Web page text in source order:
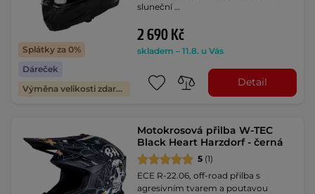
Splátky za 0%
Dáreček
Výměna velikosti zdarma
sluneční …
2 690 Kč
skladem – 11.8. u Vás
Detail
Motokrosová přilba W-TEC
Black Heart Harzdorf - černá
5 (1)
ECE R-22.06, off-road přilba s
agresivním tvarem a poutavou